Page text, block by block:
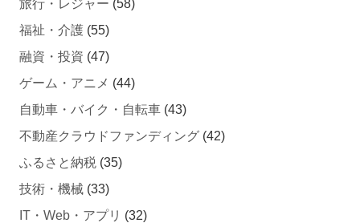
福祉・介護(55)
融資・投資 (47)
ゲーム・アニメ
自動車・バイク・自転車
不動産クラウドファンディング
ふるさと納税 (35)
技術・機械(33)
IT・Web・アプリ
その他(19)